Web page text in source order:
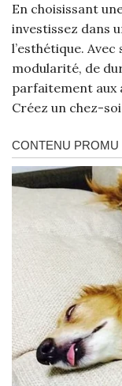
En choisissant
investissez dans
l’esthétique.
modularité, de
parfaitement aux
Créez un chez-